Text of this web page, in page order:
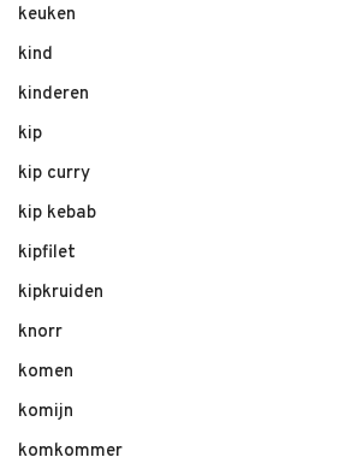
keuken
kind
kinderen
kip
kip curry
kip kebab
kipfilet
kipkruiden
knorr
komen
komijn
komkommer